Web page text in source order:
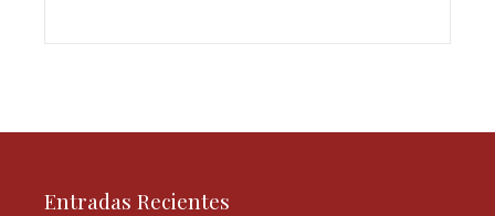
Entradas Recientes